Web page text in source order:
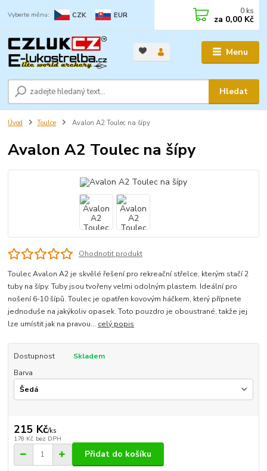
Menu
CZK EUR
Hledat
0 ks
za 0,00 Kč
Úvod Toulce Avalon A2 Toulec na šípy
Avalon A2 Toulec na šípy
Ohodnotit produkt
Toulec Avalon A2 je skvělé řešení pro rekreační střelce, kterým stačí 2
tuby na šípy. Tuby jsou tvořeny velmi odolným plastem. Ideální pro
nošení 6-10 šípů. Toulec je opatřen kovovým háčkem, který přípnete
jednoduše na jakýkoliv opasek. Toto pouzdro je oboustrané, takže jej
lze umístit jak na pravou... celý popis
Dostupnost
Skladem
Barva
215 Kč/ks
178 Kč bez DPH
Přidat do košíku